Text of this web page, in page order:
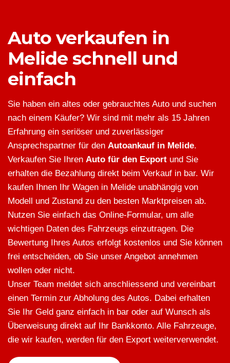
Auto verkaufen in
Melide schnell und
einfach
Sie haben ein altes oder gebrauchtes Auto und suchen
nach einem Käufer? Wir sind mit mehr als 15 Jahren
Erfahrung ein seriöser und zuverlässiger
Ansprechspartner für den Autoankauf in Melide.
Verkaufen Sie Ihren Auto für den Export und Sie
erhalten die Bezahlung direkt beim Verkauf in bar. Wir
kaufen Ihnen Ihr Wagen in Melide unabhängig von
Modell und Zustand zu den besten Marktpreisen ab.
Nutzen Sie einfach das Online-Formular, um alle
wichtigen Daten des Fahrzeugs einzutragen. Die
Bewertung Ihres Autos erfolgt kostenlos und Sie können
frei entscheiden, ob Sie unser Angebot annehmen
wollen oder nicht.
Unser Team meldet sich anschliessend und vereinbart
einen Termin zur Abholung des Autos. Dabei erhalten
Sie Ihr Geld ganz einfach in bar oder auf Wunsch als
Überweisung direkt auf Ihr Bankkonto. Alle Fahrzeuge,
die wir kaufen, werden für den Export weiterverwendet.